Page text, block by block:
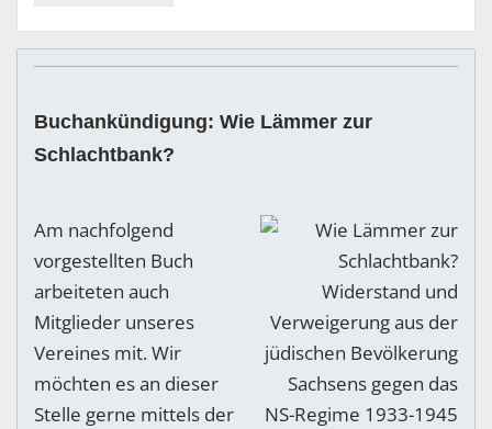
Buchankündigung: Wie Lämmer zur
Schlachtbank?
Am nachfolgend
vorgestellten Buch
arbeiteten auch
Mitglieder unseres
Vereines mit. Wir
möchten es an dieser
Stelle gerne mittels der